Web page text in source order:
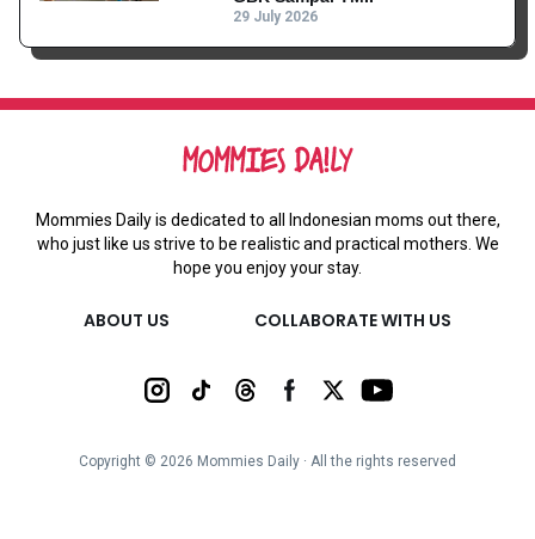
29 July 2026
Mommies Daily is dedicated to all Indonesian moms out there,
who just like us strive to be realistic and practical mothers. We
hope you enjoy your stay.
ABOUT US COLLABORATE WITH US
Copyright © 2026 Mommies Daily ∙ All the rights reserved